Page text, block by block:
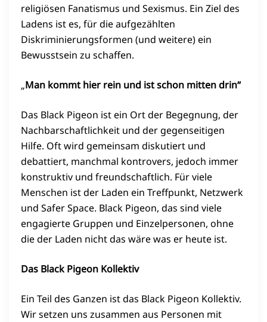
religiösen Fanatismus und Sexismus. Ein Ziel des
Ladens ist es, für die aufgezählten
Diskriminierungsformen (und weitere) ein
Bewusstsein zu schaffen.
„Man kommt hier rein und ist schon mitten drin“
Das Black Pigeon ist ein Ort der Begegnung, der
Nachbarschaftlichkeit und der gegenseitigen
Hilfe. Oft wird gemeinsam diskutiert und
debattiert, manchmal kontrovers, jedoch immer
konstruktiv und freundschaftlich. Für viele
Menschen ist der Laden ein Treffpunkt, Netzwerk
und Safer Space. Black Pigeon, das sind viele
engagierte Gruppen und Einzelpersonen, ohne
die der Laden nicht das wäre was er heute ist.
Das Black Pigeon Kollektiv
Ein Teil des Ganzen ist das Black Pigeon Kollektiv.
Wir setzen uns zusammen aus Personen mit